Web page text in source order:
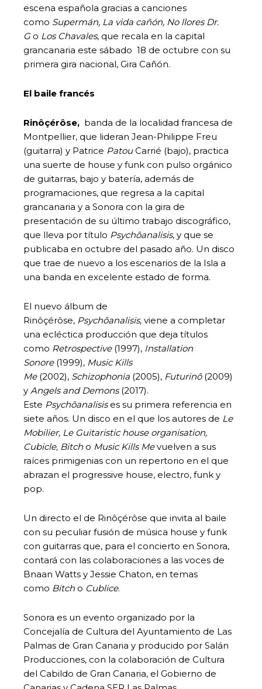
escena española gracias a canciones
como Supermán, La vida cañón, No llores Dr.
Go Los Chavales, que recala en la capital
grancanaria este sábado 18 de octubre con su
primera gira nacional, Gira Cañón.
El baile francés
Rinôçérôse, banda de la localidad francesa de
Montpellier, que lideran Jean-Philippe Freu
(guitarra) y Patrice PatouCarrié (bajo), practica
una suerte de house y funk con pulso orgánico
de guitarras, bajo y batería, además de
programaciones, que regresa a la capital
grancanaria y a Sonora con la gira de
presentación de su último trabajo discográfico,
que lleva por título Psychôanalisis, y que se
publicaba en octubre del pasado año. Un disco
que trae de nuevo a los escenarios de la Isla a
una banda en excelente estado de forma.
El nuevo álbum de
Rinôçérôse, Psychôanalisis, viene a completar
una ecléctica producción que deja títulos
como Retrospective(1997), Installation
Sonore(1999), Music Kills
Me(2002), Schizophonia (2005), Futurinô(2009)
y Angels and Demons(2017).
Este Psychôanalisises su primera referencia en
siete años. Un disco en el que los autores de Le
Mobilier, Le Guitaristic house organisation,
Cubicle, Bitch o Music Kills Mevuelven a sus
raíces primigenias con un repertorio en el que
abrazan el progressive house, electro, funk y
pop.
Un directo el de Rinôçérôse que invita al baile
con su peculiar fusión de música house y funk
con guitarras que, para el concierto en Sonora,
contará con las colaboraciones a las voces de
Bnaan Watts y Jessie Chaton, en temas
como Bitch o Cublice.
Sonora es un evento organizado por la
Concejalía de Cultura del Ayuntamiento de Las
Palmas de Gran Canaria y producido por Salán
Producciones, con la colaboración de Cultura
del Cabildo de Gran Canaria, el Gobierno de